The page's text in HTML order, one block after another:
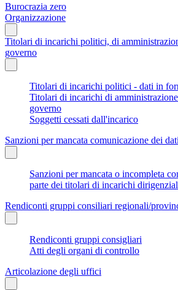
Burocrazia zero
Organizzazione
Titolari di incarichi politici, di
governo
Titolari di incarichi politici - dati in
Titolari di incarichi di
governo
Soggetti cessati dall'incarico
Sanzioni per mancata comunicazione dei dati
Sanzioni per mancata o incompleta
parte dei titolari di incarichi
Rendiconti gruppi consiliari regionali/
Rendiconti gruppi consigliari
Atti degli organi di controllo
Articolazione degli uffici